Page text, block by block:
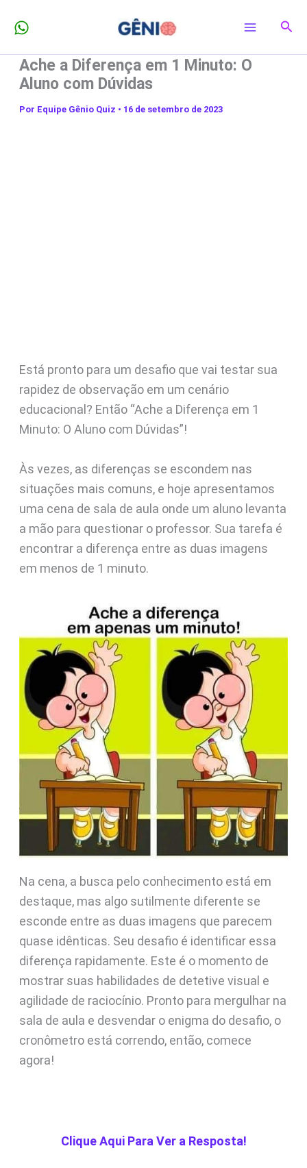
para
conteúdo
Ache a Diferença em 1 Minuto: O
Aluno com Dúvidas
Por Equipe Gênio Quiz • 16 de setembro de 2023
Está pronto para um desafio que vai testar sua
rapidez de observação em um cenário
educacional? Então “Ache a Diferença em 1
Minuto: O Aluno com Dúvidas”!
Às vezes, as diferenças se escondem nas
situações mais comuns, e hoje apresentamos
uma cena de sala de aula onde um aluno levanta
a mão para questionar o professor. Sua tarefa é
encontrar a diferença entre as duas imagens
em menos de 1 minuto.
Na cena, a busca pelo conhecimento está em
destaque, mas algo sutilmente diferente se
esconde entre as duas imagens que parecem
quase idênticas. Seu desafio é identificar essa
diferença rapidamente. Este é o momento de
mostrar suas habilidades de detetive visual e
agilidade de raciocínio. Pronto para mergulhar na
sala de aula e desvendar o enigma do desafio, o
cronômetro está correndo, então, comece
agora!
Clique Aqui Para Ver a Resposta!